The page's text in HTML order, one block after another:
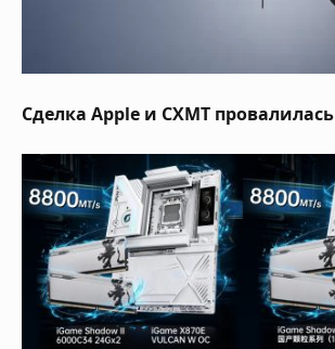
Сделка Apple и CXMT провалилась